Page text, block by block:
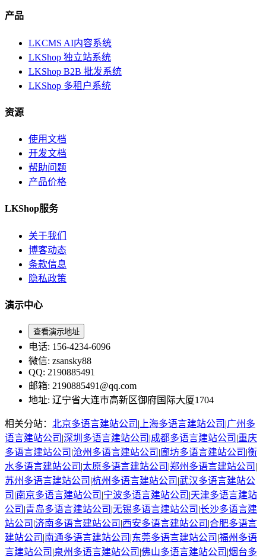
产品
LKCMS AI内容系统
LKShop 独立站系统
LKShop B2B 批发系统
LKShop 多租户系统
资源
使用文档
开发文档
帮助问题
产品价格
LKShop服务
关于我们
博客动态
条款信息
隐私政策
演示中心
查看演示地址
电话: 156-4234-6096
微信: zsansky88
QQ: 2190885491
邮箱: 2190885491@qq.com
地址: 辽宁省大连市高新区御府国际大厦1704
相关分站： 北京多语言建站公司 | 上海多语言建站公司 |广州 多
语言建站公司 |深圳 多语言建站公司 |成都多语言建站公司 |重庆
多语言建站公司 |沧州 多语言建站公司 |廊坊多语言建站公司 |衡
水多语言建站公司 |太原多语言建站公司 |郑州 多语言建站公司 |
苏州 多语言建站公司 |杭州 多语言建站公司 |武汉多语言建站公
司 |南京多语言建站公司 |宁波多语言建站公司 |天津多语言建站
公司 |青岛多语言建站公司 |无锡多语言建站公司 |长沙多语言建
站公司 |济南多语言建站公司 |西安多语言建站公司 |合肥多语言
建站公司 |南通多语言建站公司 |东莞多语言建站公司 |福州 多语
言建站公司 |泉州 多语言建站公司 |佛山多语言建站公司 |烟台多